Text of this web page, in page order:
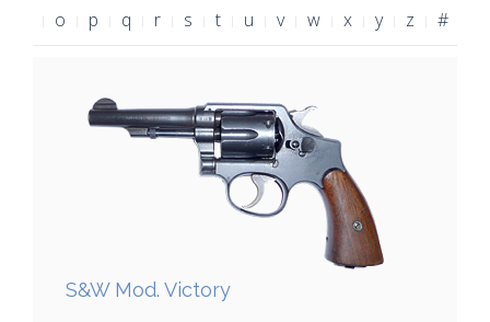
o
p q r s t u v w x y z #
S&W Mod. Victory